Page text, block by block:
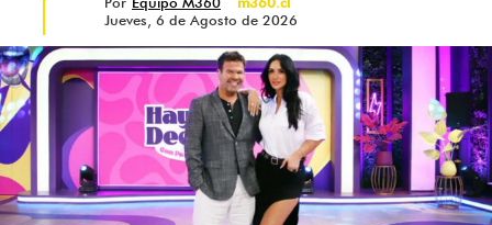
Jueves, 6 de Agosto de 2026